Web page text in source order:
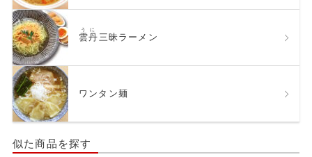
雲丹
うに
三昧ラーメン
ワンタン麺
似た商品を探す